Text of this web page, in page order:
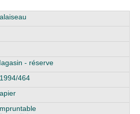
- réserve
464